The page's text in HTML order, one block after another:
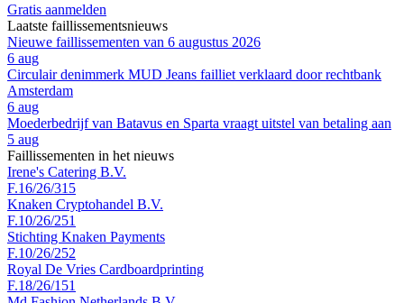
Gratis aanmelden
Laatste faillissementsnieuws
Nieuwe faillissementen van 6 augustus 2026
6 aug
Circulair denimmerk MUD Jeans failliet verklaard door rechtbank
Amsterdam
6 aug
Moederbedrijf van Batavus en Sparta vraagt uitstel van betaling aan
5 aug
Faillissementen in het nieuws
Irene's Catering B.V.
F.16/26/315
Knaken Cryptohandel B.V.
F.10/26/251
Stichting Knaken Payments
F.10/26/252
Royal De Vries Cardboardprinting
F.18/26/151